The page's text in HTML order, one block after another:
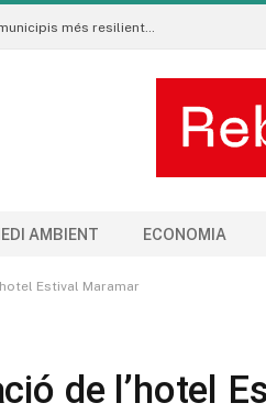
Neix al Pirineu l’Ecoradar Urbà, una eina per crear municipis més resilients al canvi climàtic
AMBIENT ECONOMIA
Estival Maramar
de l’hotel